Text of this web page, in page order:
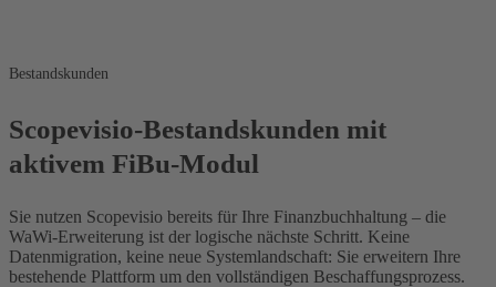
Bestandskunden
Scopevisio-Bestandskunden mit
aktivem FiBu-Modul
Sie nutzen Scopevisio bereits für Ihre Finanzbuchhaltung – die
WaWi-Erweiterung ist der logische nächste Schritt. Keine
Datenmigration, keine neue Systemlandschaft: Sie erweitern Ihre
bestehende Plattform um den vollständigen Beschaffungsprozess.